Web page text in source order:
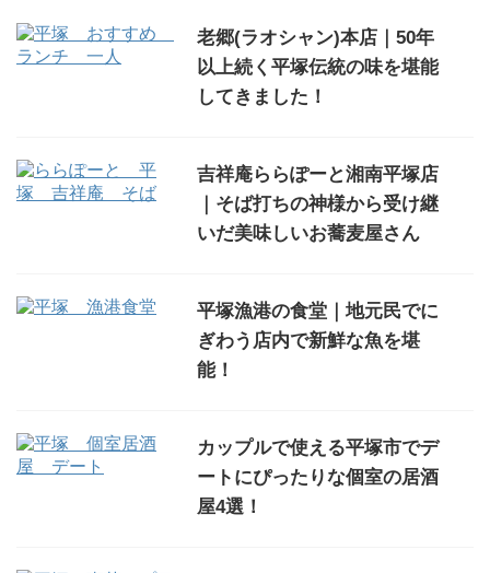
老郷(ラオシャン)本店｜50年
以上続く平塚伝統の味を堪能
してきました！
吉祥庵ららぽーと湘南平塚店
｜そば打ちの神様から受け継
いだ美味しいお蕎麦屋さん
平塚漁港の食堂｜地元民でに
ぎわう店内で新鮮な魚を堪
能！
カップルで使える平塚市でデ
ートにぴったりな個室の居酒
屋4選！